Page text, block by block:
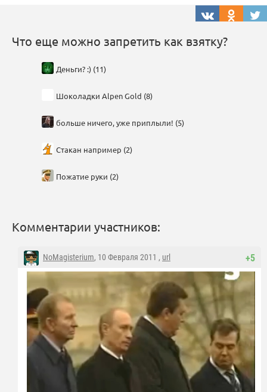
Что еще можно запретить как взятку?
Деньги? :) (11)
Шоколадки Alpen Gold (8)
больше ничего, уже приплыли! (5)
Стакан например (2)
Пожатие руки (2)
Комментарии участников:
+5
NoMagisterium, 10 Февраля 2011 , url